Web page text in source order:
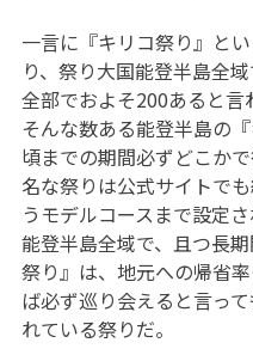
一言に『キリコ祭り』と
り、祭り大国能登半島全
全部でおよそ200あると言
そんな数ある能登半島の
頃までの期間必ずどこか
名な祭りは公式サイトで
うモデルコースまで設定さ
能登半島全域で、且つ長
祭り』は、地元への帰省
ば必ず巡り会えると言っ
れている祭りだ。